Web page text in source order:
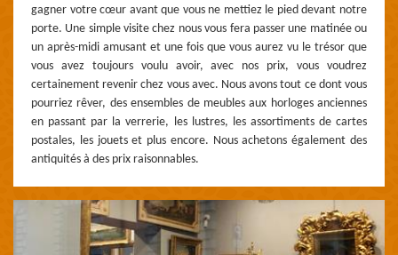
gagner votre cœur avant que vous ne mettiez le pied devant notre
porte. Une simple visite chez nous vous fera passer une matinée ou
un après-midi amusant et une fois que vous aurez vu le trésor que
vous avez toujours voulu avoir, avec nos prix, vous voudrez
certainement revenir chez vous avec. Nous avons tout ce dont vous
pourriez rêver, des ensembles de meubles aux horloges anciennes
en passant par la verrerie, les lustres, les assortiments de cartes
postales, les jouets et plus encore. Nous achetons également des
antiquités à des prix raisonnables.